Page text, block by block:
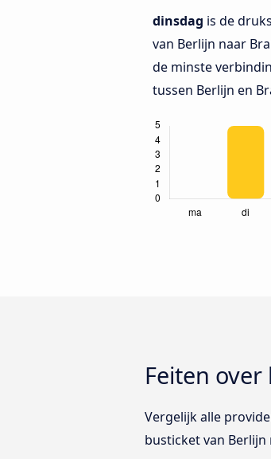
dinsdag is de
van Berlijn naar
de minste
tussen Berlijn en
Feiten
Vergelijk alle
busticket van Berlijn